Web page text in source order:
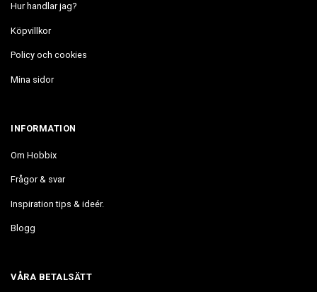
Hur handlar jag?
Köpvillkor
Policy och cookies
Mina sidor
INFORMATION
Om Hobbix
Frågor & svar
Inspiration tips & ideér.
Blogg
VÅRA BETALSÄTT